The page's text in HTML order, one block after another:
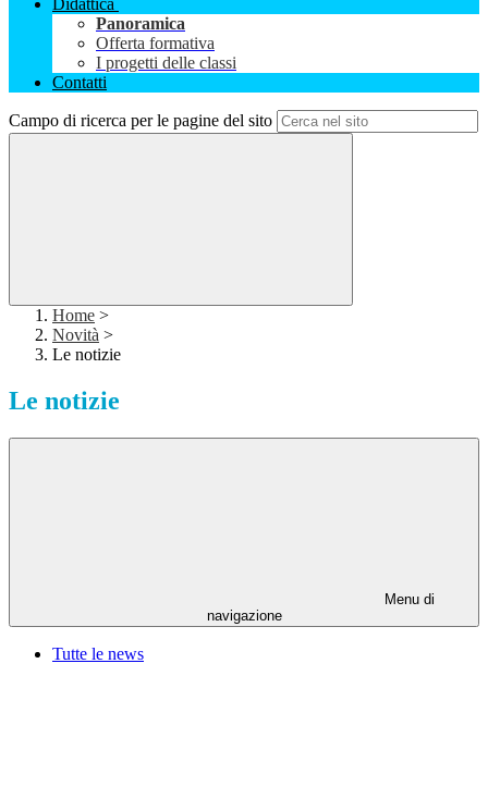
Didattica
Panoramica
Offerta formativa
I progetti delle classi
Contatti
Campo di ricerca per le pagine del sito
Home >
Novità >
Le notizie
Le notizie
Menu di
navigazione
Tutte le news